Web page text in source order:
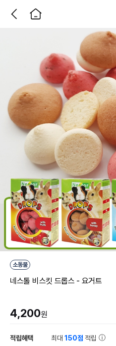
소동물
네스톨 비스킷 드롭스 - 요거트
4,200원
적립혜택 최대150점 적립